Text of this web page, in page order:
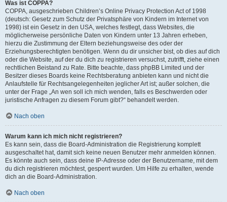
Was ist COPPA?
COPPA, ausgeschrieben Children’s Online Privacy Protection Act of 1998
(deutsch: Gesetz zum Schutz der Privatsphäre von Kindern im Internet von
1998) ist ein Gesetz in den USA, welches festlegt, dass Websites, die
möglicherweise persönliche Daten von Kindern unter 13 Jahren erheben,
hierzu die Zustimmung der Eltern beziehungsweise des oder der
Erziehungsberechtigten benötigen. Wenn du dir unsicher bist, ob dies auf dich
oder die Website, auf der du dich zu registrieren versuchst, zutrifft, ziehe einen
rechtlichen Beistand zu Rate. Bitte beachte, dass phpBB Limited und der
Besitzer dieses Boards keine Rechtsberatung anbieten kann und nicht die
Anlaufstelle für Rechtsangelegenheiten jeglicher Art ist; außer solchen, die
unter der Frage „An wen soll ich mich wenden, falls es Beschwerden oder
juristische Anfragen zu diesem Forum gibt?“ behandelt werden.
Nach oben
Warum kann ich mich nicht registrieren?
Es kann sein, dass die Board-Administration die Registrierung komplett
ausgeschaltet hat, damit sich keine neuen Benutzer mehr anmelden können.
Es könnte auch sein, dass deine IP-Adresse oder der Benutzername, mit dem
du dich registrieren möchtest, gesperrt wurden. Um Hilfe zu erhalten, wende
dich an die Board-Administration.
Nach oben